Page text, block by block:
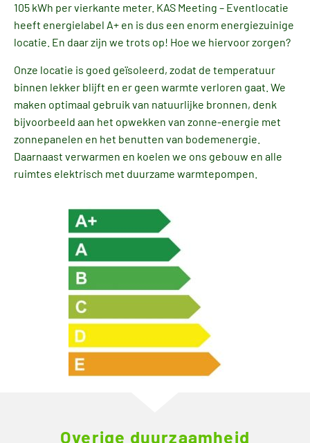
105 kWh per vierkante meter. KAS Meeting – Eventlocatie
heeft energielabel A+ en is dus een enorm energiezuinige
locatie. En daar zijn we trots op! Hoe we hiervoor zorgen?
Onze locatie is goed geïsoleerd, zodat de temperatuur
binnen lekker blijft en er geen warmte verloren gaat. We
maken optimaal gebruik van natuurlijke bronnen, denk
bijvoorbeeld aan het opwekken van zonne-energie met
zonnepanelen en het benutten van bodemenergie.
Daarnaast verwarmen en koelen we ons gebouw en alle
ruimtes elektrisch met duurzame warmtepompen.
Overige duurzaamheid